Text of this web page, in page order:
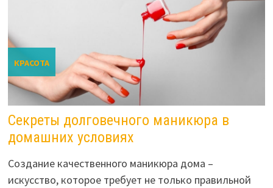
КРАСОТА
Секреты долговечного маникюра в
домашних условиях
Создание качественного маникюра дома –
искусство, которое требует не только правильной